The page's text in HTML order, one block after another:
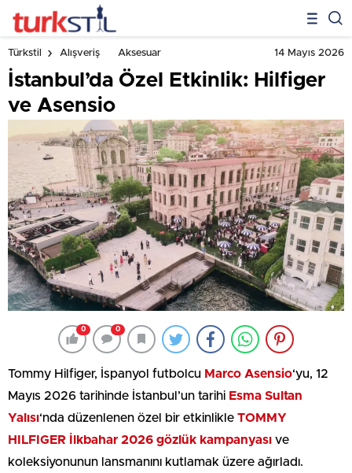
Türkstil Alışveriş Aksesuar 14 Mayıs 2026
İstanbul’da Özel Etkinlik: Hilfiger
ve Asensio
0 0
Tommy Hilfiger, İspanyol futbolcu Marco Asensio‘yu, 12
Mayıs 2026 tarihinde İstanbul’un tarihi Esma Sultan
Yalısı‘nda düzenlenen özel bir etkinlikle TOMMY
HILFIGER İlkbahar 2026 gözlük kampanyası ve
koleksiyonunun lansmanını kutlamak üzere ağırladı.